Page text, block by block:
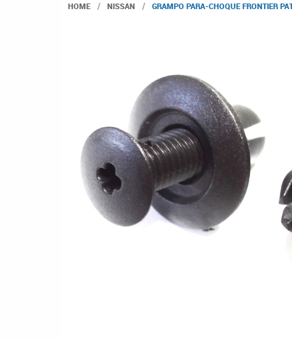
HOME NISSAN GRAMPO PARA-CHOQUE FRONTIER